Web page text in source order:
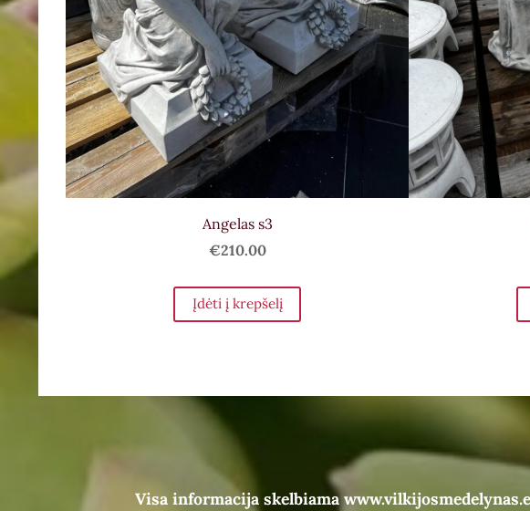
Angelas s3
€210.00
Įdėti į krepšelį
Visa informacija skelbiama